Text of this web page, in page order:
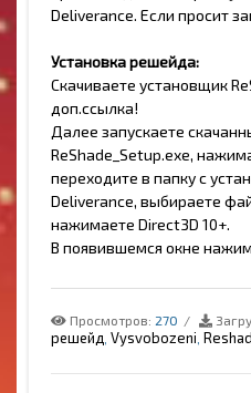
Deliverance. Если просит
Установка решейда:
Скачиваете установщик
доп.ссылка!
Далее запускаете
ReShade_Setup.exe,
переходите в папку с
Deliverance, выбираете
нажимаете Direct3D 10+.
В появившемся окне
Просмотров: 270
решейд Vysvobozeni